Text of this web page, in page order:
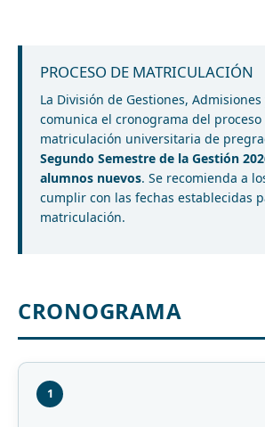
PROCESO DE MATRICULACIÓN
La División de Gestiones, Admisiones
comunica el cronograma del proceso
matriculación universitaria de
Segundo Semestre de la Gestión
alumnos nuevos. Se recomienda a
cumplir con las fechas establecidas
matriculación.
CRONOGRAMA
1